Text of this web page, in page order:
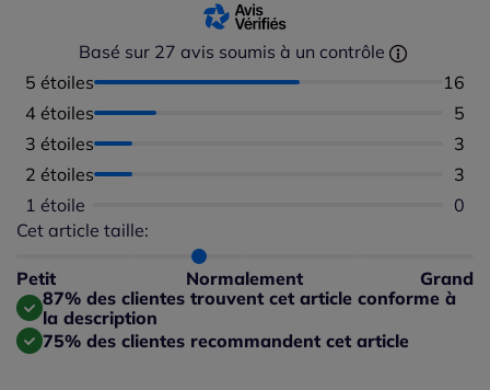
Basé sur 27 avis soumis à un contrôle
5 étoiles
16
4 étoiles
5
3 étoiles
3
2 étoiles
3
1 étoile
0
Cet article taille:
Petit Normalement Grand
Répartition du taillant selon les avis clients
Taille normalement : 75%
Taille petit : 25%
Taille grand : 0%
87% des clientes trouvent cet article conforme à
la description
75% des clientes recommandent cet article